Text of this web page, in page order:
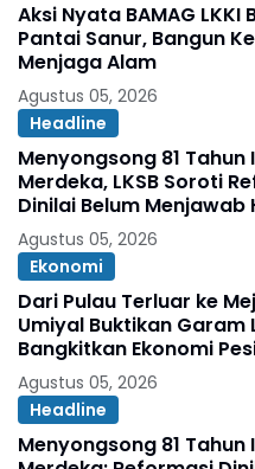
Aksi Nyata BAMAG LKKI
Pantai Sanur, Bangun
Menjaga Alam
Agustus 05, 2026
Headline
Menyongsong 81 Tahun
Merdeka, LKSB Soroti
Dinilai Belum
Oleh: Abdul Ghopur
Agustus 05, 2026
Ekonomi
Dari Pulau Terluar ke
Umiyal Buktikan Garam
Bangkitkan Ekonomi
Agustus 05, 2026
Headline
Menyongsong 81 Tahun